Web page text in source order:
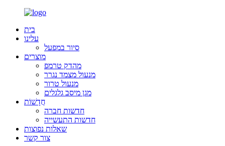
בית
עלינו
סיור במפעל
מוצרים
מהדק טרמפ
מנעול מצמד נגרר
מנעול טרור
מגן מיסב גלגלים
חֲדָשׁוֹת
חדשות חברה
חדשות התעשייה
שאלות נפוצות
צור קשר